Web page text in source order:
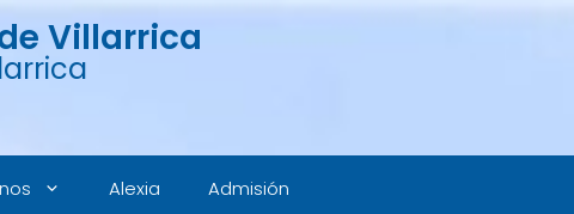
Villarrica
Alexia Admisión